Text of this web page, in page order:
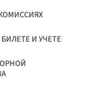
И УЧЕТЕ